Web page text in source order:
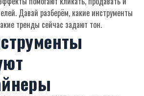
Давай разберём, какие инструменты
тренды сейчас задают тон.